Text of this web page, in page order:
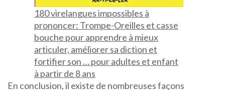
180 virelangues impossibles à
prononcer: Trompe-Oreilles et casse
bouche pour apprendre à mieux
articuler, améliorer sa diction et
fortifier son … pour adultes et enfant
à partir de 8 ans
En conclusion, il existe de nombreuses façons